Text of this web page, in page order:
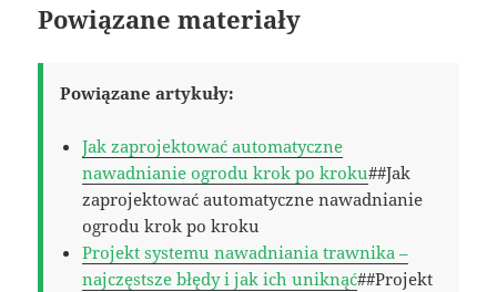
Powiązane materiały
Powiązane artykuły:
Jak zaprojektować automatyczne
nawadnianie ogrodu krok po kroku##Jak
zaprojektować automatyczne nawadnianie
ogrodu krok po kroku
Projekt systemu nawadniania trawnika –
najczęstsze błędy i jak ich uniknąć##Projekt